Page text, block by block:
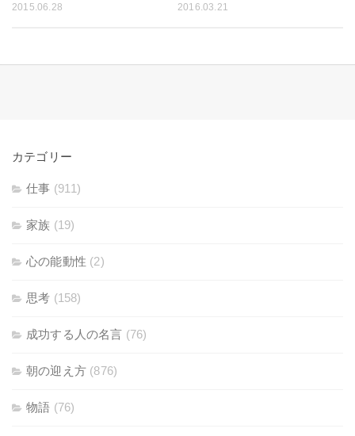
2015.06.28 2016.03.21
カテゴリー
仕事 (911)
家族 (19)
心の能動性 (2)
思考 (158)
成功する人の名言 (76)
朝の迎え方 (876)
物語 (76)